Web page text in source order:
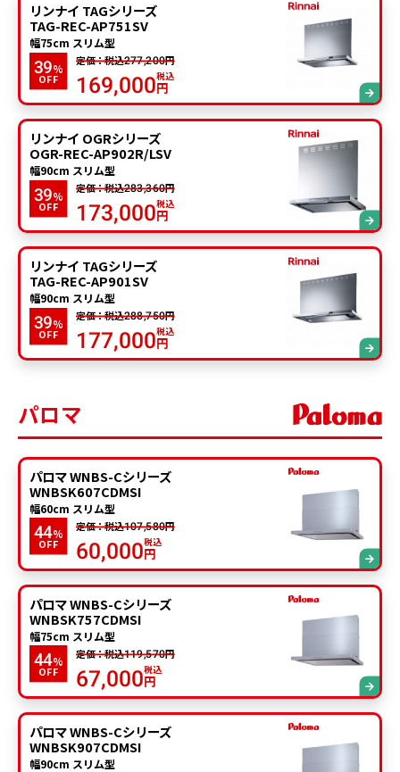
リンナイ TAGシリーズ
TAG-REC-AP751SV
幅75cm スリム型
39%
OFF
定価：税込277,200円
169,000税込
円
リンナイ OGRシリーズ
OGR-REC-AP902R/LSV
幅90cm スリム型
39%
OFF
定価：税込283,360円
173,000税込
円
リンナイ TAGシリーズ
TAG-REC-AP901SV
幅90cm スリム型
39%
OFF
定価：税込288,750円
177,000税込
円
パロマ
パロマ WNBS-Cシリーズ
WNBSK607CDMSI
幅60cm スリム型
44%
OFF
定価：税込107,580円
60,000税込
円
パロマ WNBS-Cシリーズ
WNBSK757CDMSI
幅75cm スリム型
44%
OFF
定価：税込119,570円
67,000税込
円
パロマ WNBS-Cシリーズ
WNBSK907CDMSI
幅90cm スリム型